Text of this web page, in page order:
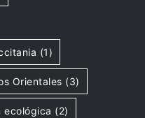
(1)
Orientales (3)
ecológica (2)